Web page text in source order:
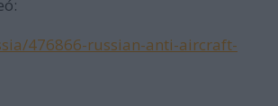
476866-russian-anti-aircraft-